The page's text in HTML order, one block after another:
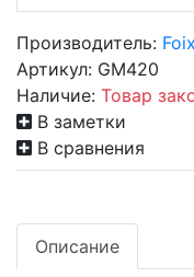
Производитель: Foix
Артикул: GM420
Наличие: Товар
В заметки
В сравнения
Описание